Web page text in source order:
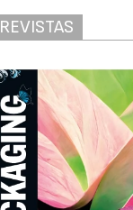
REVISTAS